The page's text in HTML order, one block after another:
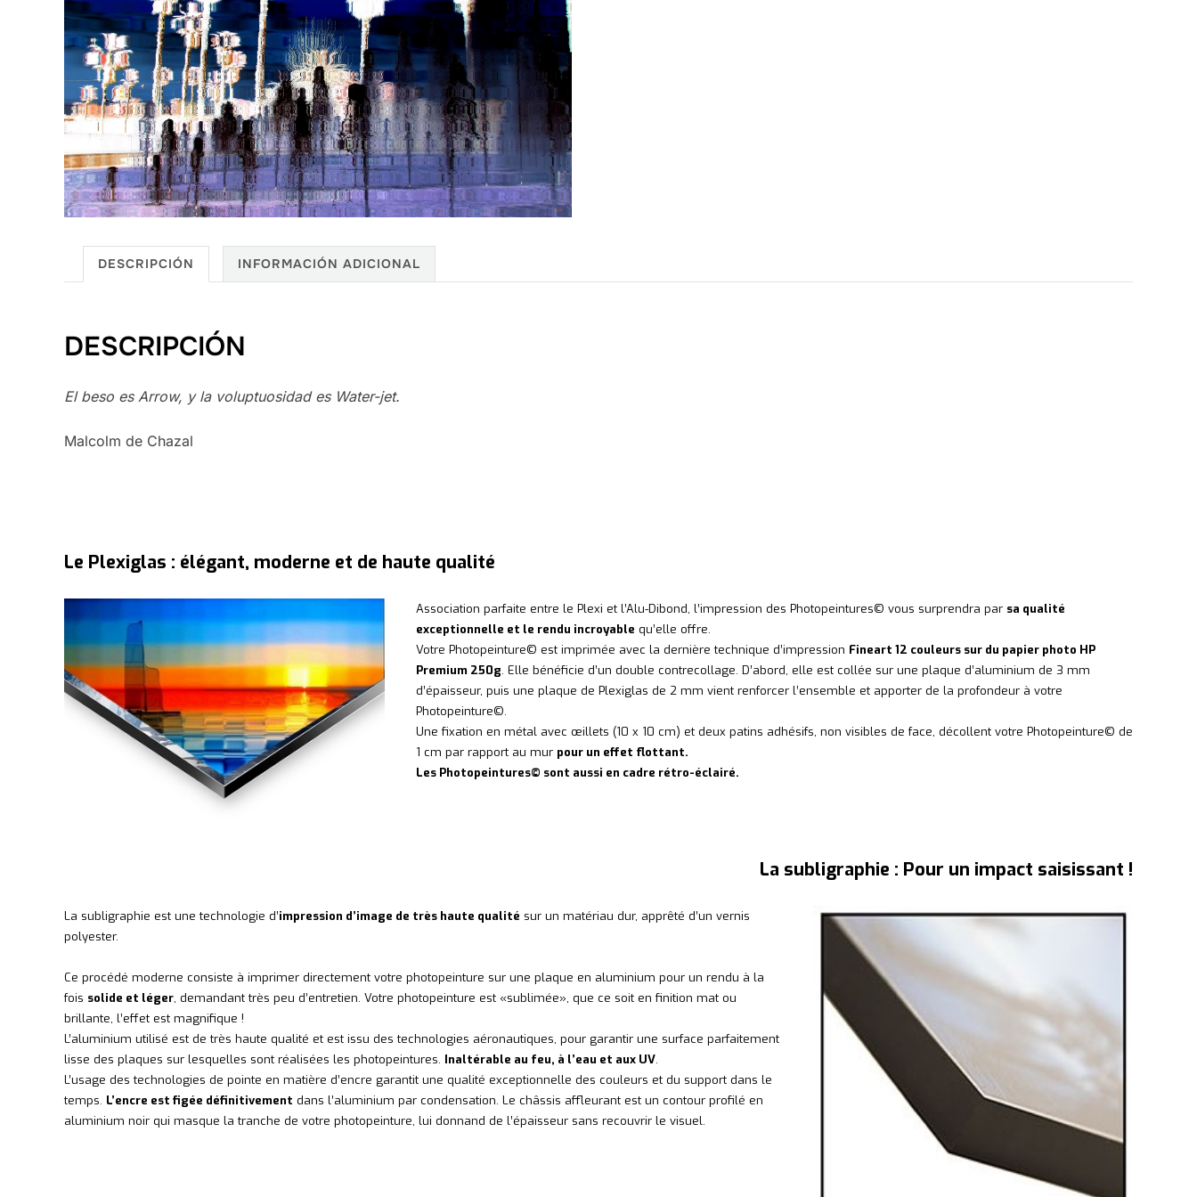
DESCRIPCIÓN INFORMACIÓN ADICIONAL
DESCRIPCIÓN
El beso es Arrow, y la voluptuosidad es Water-jet.
Malcolm de Chazal
Le Plexiglas : élégant, moderne et de haute qualité
Association parfaite entre le Plexi et l’Alu-Dibond, l’impression des Photopeintures© vous surprendra par sa qualité
exceptionnelle et le rendu incroyable qu’elle offre.
Votre Photopeinture© est imprimée avec la dernière technique d’impression Fineart 12 couleurs sur du papier photo HP
Premium 250g. Elle bénéficie d’un double contrecollage. D’abord, elle est collée sur une plaque d’aluminium de 3 mm
d’épaisseur, puis une plaque de Plexiglas de 2 mm vient renforcer l’ensemble et apporter de la profondeur à votre
Photopeinture©.
Une fixation en métal avec œillets (10 x 10 cm) et deux patins adhésifs, non visibles de face, décollent votre Photopeinture© de
1 cm par rapport au mur pour un effet flottant.
Les Photopeintures© sont aussi en cadre rétro-éclairé.
La subligraphie : Pour un impact saisissant !
La subligraphie est une technologie d’impression d’image de très haute qualité sur un matériau dur, apprêté d’un vernis
polyester.
Ce procédé moderne consiste à imprimer directement votre photopeinture sur une plaque en aluminium pour un rendu à la
fois solide et léger, demandant très peu d’entretien. Votre photopeinture est «sublimée», que ce soit en finition mat ou
brillante, l’effet est magnifique !
L’aluminium utilisé est de très haute qualité et est issu des technologies aéronautiques, pour garantir une surface parfaitement
lisse des plaques sur lesquelles sont réalisées les photopeintures. Inaltérable au feu, à l’eau et aux UV.
L’usage des technologies de pointe en matière d’encre garantit une qualité exceptionnelle des couleurs et du support dans le
temps. L’encre est figée définitivement dans l’aluminium par condensation. Le châssis affleurant est un contour profilé en
aluminium noir qui masque la tranche de votre photopeinture, lui donnand de l’épaisseur sans recouvrir le visuel.